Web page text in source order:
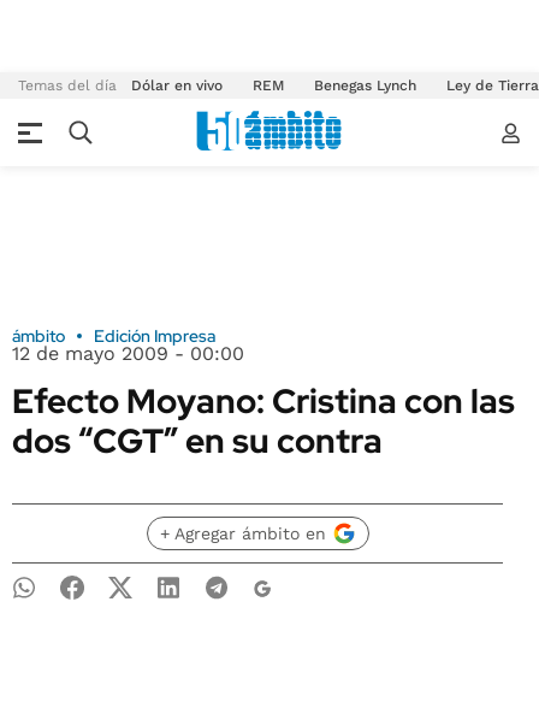
Temas del día Dólar en vivo REM Benegas Lynch Ley de
ámbito Edición Impresa
12 de mayo 2009 - 00:00
Efecto Moyano: Cristina con las
dos “CGT” en su contra
+ Agregar ámbito en